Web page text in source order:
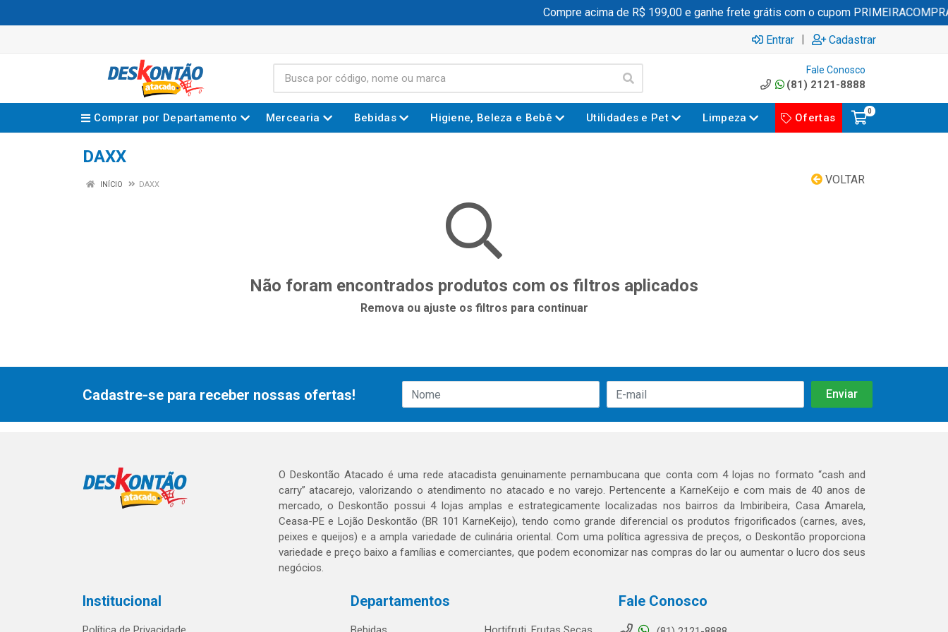
Compre acima de R$ 199,00 e ganhe frete grátis com o cupom PRIMEIRACOMPRA
Entrar | Cadastrar
Fale Conosco
(81) 2121-8888
Comprar por Departamento Mercearia Bebidas Higiene, Beleza e Bebê Utilidades e Pet Limpeza Ofertas
0
DAXX
VOLTAR
INÍCIO DAXX
Não foram encontrados produtos com os filtros aplicados
Remova ou ajuste os filtros para continuar
Cadastre-se para receber nossas ofertas!
O Deskontão Atacado é uma rede atacadista genuinamente pernambucana que conta com 4 lojas no formato “cash and
carry” atacarejo, valorizando o atendimento no atacado e no varejo. Pertencente a KarneKeijo e com mais de 40 anos de
mercado, o Deskontão possui 4 lojas amplas e estrategicamente localizadas nos bairros da Imbiribeira, Casa Amarela,
Ceasa-PE e Lojão Deskontão (BR 101 KarneKeijo), tendo como grande diferencial os produtos frigorificados (carnes, aves,
peixes e queijos) e a ampla variedade de culinária oriental. Com uma política agressiva de preços, o Deskontão proporciona
variedade e preço baixo a famílias e comerciantes, que podem economizar nas compras do lar ou aumentar o lucro dos seus
negócios.
Institucional Departamentos Fale Conosco